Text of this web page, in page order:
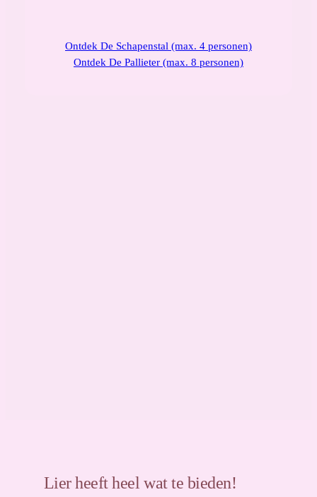
Ontdek De Schapenstal (max. 4 personen)
Ontdek De Pallieter (max. 8 personen)
Lier heeft heel wat te bieden!